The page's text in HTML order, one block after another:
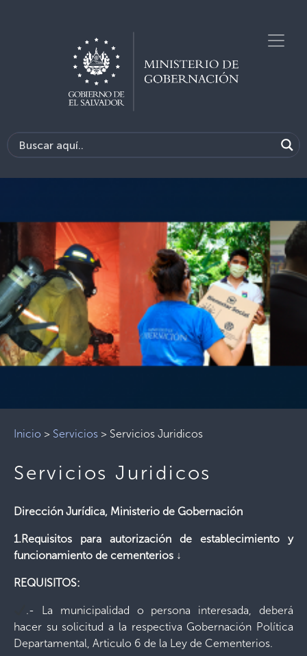
Inicio > Servicios > Servicios Juridicos
Servicios Juridicos
Dirección Jurídica, Ministerio de Gobernación
1.Requisitos para autorización de establecimiento y
funcionamiento de cementerios ↓
REQUISITOS:
.- La municipalidad o persona interesada, deberá
hacer su solicitud a la respectiva Gobernación Política
Departamental, Articulo 6 de la Ley de Cementerios.